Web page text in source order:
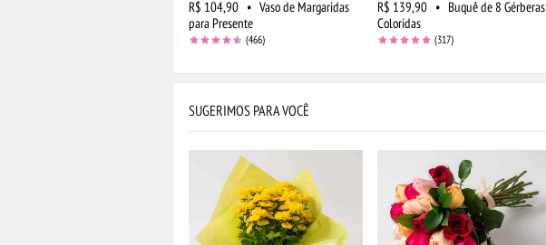
R$ 104,90 • Vaso de Margaridas
para Presente
(466)
R$ 139,90 • Buquê de 8 Gérberas
Coloridas
(317)
SUGERIMOS PARA VOCÊ